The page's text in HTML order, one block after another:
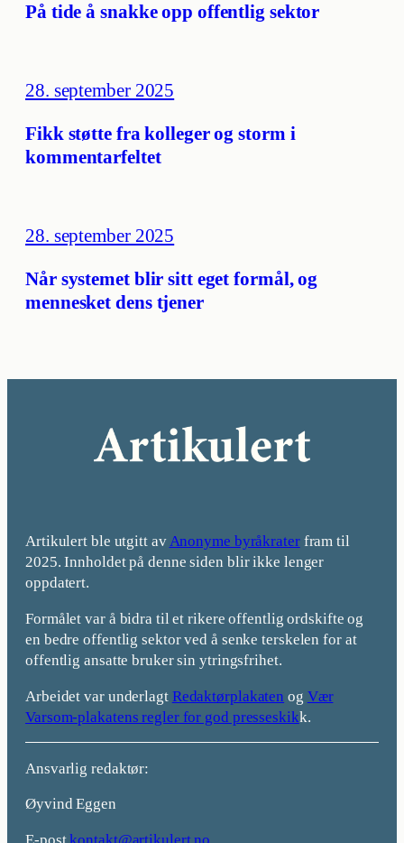
På tide å snakke opp offentlig sektor
28. september 2025
Fikk støtte fra kolleger og storm i
kommentarfeltet
28. september 2025
Når systemet blir sitt eget formål, og
mennesket dens tjener
Artikulert ble utgitt avAnonyme byråkraterfram til
2025. Innholdet på denne siden blir ikke lenger
oppdatert.
Formålet var å bidra til et rikere offentlig ordskifte og
en bedre offentlig sektor ved å senke terskelen for at
offentlig ansatte bruker sin ytringsfrihet.
Arbeidet var underlagt Redaktørplakaten og Vær
Varsom-plakatens regler for god presseskikk.
Ansvarlig redaktør:
Øyvind Eggen